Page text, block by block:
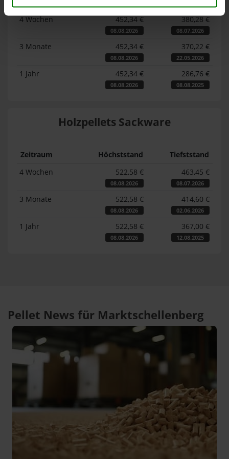
4 Wochen
452,34 €
08.08.2026
380,28 €
08.07.2026
3 Monate 452,34 €
08.08.2026
370,22 €
22.05.2026
1 Jahr 452,34 €
08.08.2026
286,76 €
08.08.2025
Holzpellets Sackware
Zeitraum Höchststand
Tiefststand
4 Wochen
522,58 €
08.08.2026
463,45 €
08.07.2026
3 Monate 522,58 €
08.08.2026
414,60 €
02.06.2026
1 Jahr 522,58 €
08.08.2026
367,00 €
12.08.2025
Pellet News für Marktschellenberg